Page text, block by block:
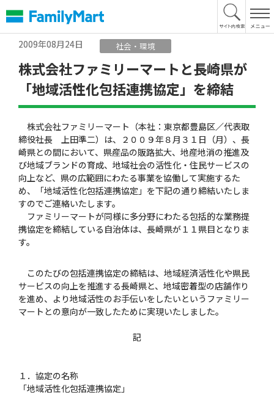
文
へ
2009年08月24日
社会・環境
株式会社ファミリーマートと長崎県が
「地域活性化包括連携協定」を締結
株式会社ファミリーマート（本社：東京都豊島区／代表取
締役社長 上田準二）は、２００９年８月３１日（月）、長
崎県との間において、県産品の販路拡大、地産地消の推進及
び地域ブランドの育成、地域社会の活性化・住民サービスの
向上など、県の広範囲にわたる事業を協働して実施するた
め、「地域活性化包括連携協定」を下記の通り締結いたしま
すのでご連絡いたします。
ファミリーマートが同様に多分野にわたる包括的な業務提
携協定を締結している自治体は、長崎県が１１県目となりま
す。
このたびの包括連携協定の締結は、地域経済活性化や県民
サービスの向上を推進する長崎県と、地域密着型の店舗作り
を進め、より地域活性のお手伝いをしたいというファミリー
マートとの意向が一致したために実現いたしました。
記
１．協定の名称
「地域活性化包括連携協定」